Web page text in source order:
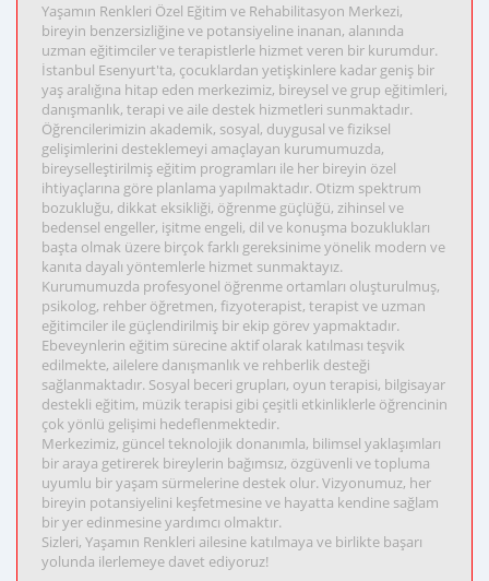
Yaşamın Renkleri Özel Eğitim ve Rehabilitasyon Merkezi,
bireyin benzersizliğine ve potansiyeline inanan, alanında
uzman eğitimciler ve terapistlerle hizmet veren bir kurumdur.
İstanbul Esenyurt'ta, çocuklardan yetişkinlere kadar geniş bir
yaş aralığına hitap eden merkezimiz, bireysel ve grup eğitimleri,
danışmanlık, terapi ve aile destek hizmetleri sunmaktadır.
Öğrencilerimizin akademik, sosyal, duygusal ve fiziksel
gelişimlerini desteklemeyi amaçlayan kurumumuzda,
bireyselleştirilmiş eğitim programları ile her bireyin özel
ihtiyaçlarına göre planlama yapılmaktadır. Otizm spektrum
bozukluğu, dikkat eksikliği, öğrenme güçlüğü, zihinsel ve
bedensel engeller, işitme engeli, dil ve konuşma bozuklukları
başta olmak üzere birçok farklı gereksinime yönelik modern ve
kanıta dayalı yöntemlerle hizmet sunmaktayız.
Kurumumuzda profesyonel öğrenme ortamları oluşturulmuş,
psikolog, rehber öğretmen, fizyoterapist, terapist ve uzman
eğitimciler ile güçlendirilmiş bir ekip görev yapmaktadır.
Ebeveynlerin eğitim sürecine aktif olarak katılması teşvik
edilmekte, ailelere danışmanlık ve rehberlik desteği
sağlanmaktadır. Sosyal beceri grupları, oyun terapisi, bilgisayar
destekli eğitim, müzik terapisi gibi çeşitli etkinliklerle öğrencinin
çok yönlü gelişimi hedeflenmektedir.
Merkezimiz, güncel teknolojik donanımla, bilimsel yaklaşımları
bir araya getirerek bireylerin bağımsız, özgüvenli ve topluma
uyumlu bir yaşam sürmelerine destek olur. Vizyonumuz, her
bireyin potansiyelini keşfetmesine ve hayatta kendine sağlam
bir yer edinmesine yardımcı olmaktır.
Sizleri, Yaşamın Renkleri ailesine katılmaya ve birlikte başarı
yolunda ilerlemeye davet ediyoruz!